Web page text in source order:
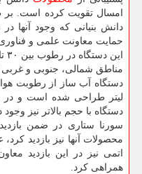
امسال تقویت كرده است. بر
دانش بنیانی كه وجود آنها
حمایت معاونت علمی و
مناطق شمالی، جنوبی و
لیتر طراحی شده است و
دستگاه با حجم بالاتر نیز وجود
سورنا ستاری در ضمن
محصولات آنها نیز بازدید
اتمی نیز در این بازدید
همراهی كرد.